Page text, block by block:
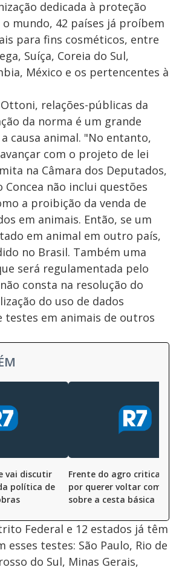
dedicada à proteção
mundo, 42 países já proíbem
para fins cosméticos, entre
Suíça, Coreia do Sul,
México e os pertencentes à
relações-públicas da
da norma é um grande
causa animal. "No entanto,
com o projeto de lei
na Câmara dos Deputados,
Concea não inclui questões
a proibição da venda de
em animais. Então, se um
em animal em outro país,
no Brasil. Também uma
será regulamentada pelo
consta na resolução do
do uso de dados
testes em animais de outros
vai discutir
política de
Frente do agro critica
por querer voltar com
sobre a cesta básica
Federal e 12 estados já têm
esses testes: São Paulo, Rio de
do Sul, Minas Gerais,